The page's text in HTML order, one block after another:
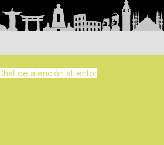
de atención al lector